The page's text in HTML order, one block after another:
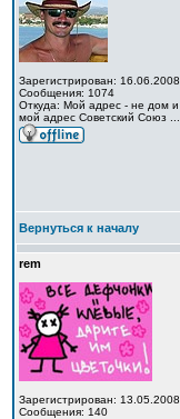
Зарегистрирован: 16.06.2008
Сообщения: 1074
Откуда: Мой адрес - не дом и
мой адрес Советский Союз ...
Вернуться к началу
rem
Зарегистрирован: 13.05.2008
Сообщения: 140